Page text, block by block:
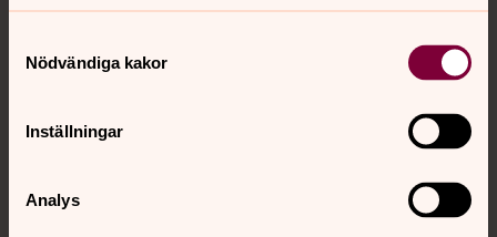
Nödvändiga kakor
Inställningar
Analys
Kontakt